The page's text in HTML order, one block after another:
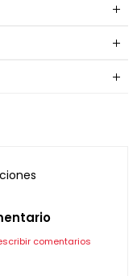
comentarios